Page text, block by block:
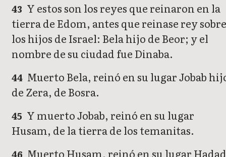
43 Y estos son los reyes que reinaron en la
tierra de Edom, antes que reinase rey sobre
los hijos de Israel: Bela hijo de Beor; y el
nombre de su ciudad fue Dinaba.
44 Muerto Bela, reinó en su lugar Jobab
de Zera, de Bosra.
45 Y muerto Jobab, reinó en su lugar
Husam, de la tierra de los temanitas.
Muerto Husam, reinó en su lugar